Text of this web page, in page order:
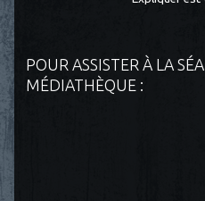
POUR ASSISTER À LA
MÉDIATHÈQUE :